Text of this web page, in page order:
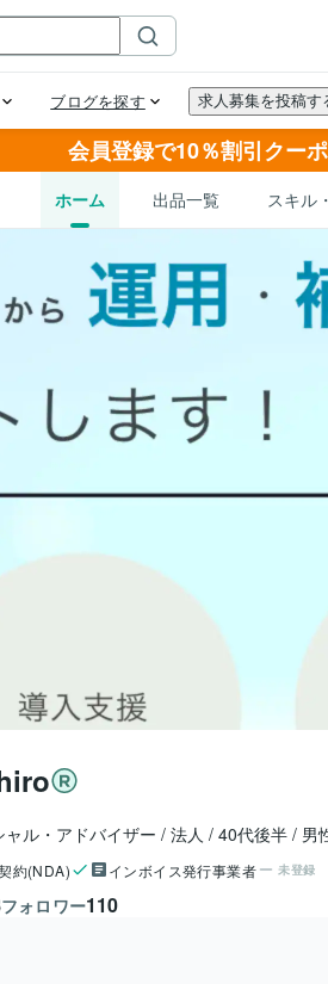
会員登録で10％割引クー
ホーム 出品一覧 スキル
ル・アドバイザー 法人 40代後半 男
約(NDA) インボイス発行事業者 未登録
フォロワー110